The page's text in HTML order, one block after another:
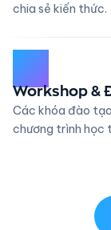
chia sẻ kiến thức.
06
Workshop &
Các khóa đào
chương trình học